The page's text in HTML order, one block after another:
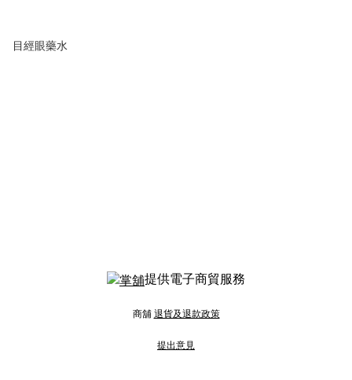
目經眼藥水
提供電子商貿服務
商舖 退貨及退款政策
提出意見